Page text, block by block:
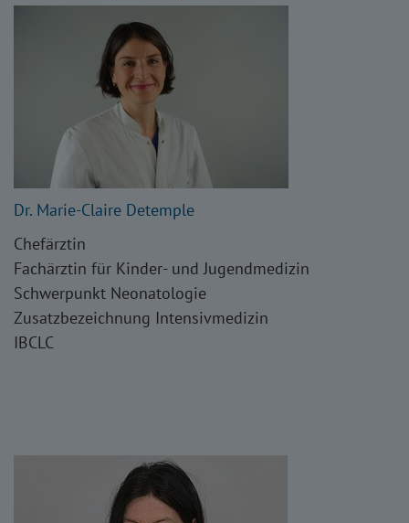
Dr. Marie-Claire Detemple
Chefärztin
Fachärztin für Kinder- und Jugendmedizin
Schwerpunkt Neonatologie
Zusatzbezeichnung Intensivmedizin
IBCLC